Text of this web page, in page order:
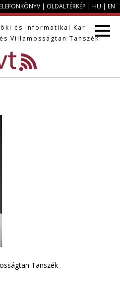
| OLDALTÉRKÉP | HU | EN
és Informatikai Kar
Villamosságtan Tanszék
Tanszék